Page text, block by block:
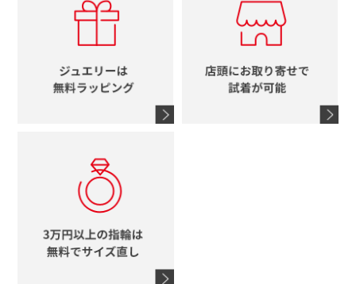
ブルガリ
グッチ
スタージュエリー
ウノアエレ
コーチ
ブランドアイテムをすべて見る
時計をすべて見る
ルイヴィトン
エルメス
シャネル
タグホイヤー
イニシャル